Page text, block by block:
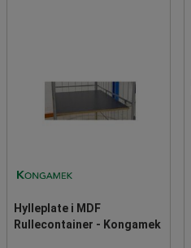
Hylleplate i MDF
Rullecontainer - Kongamek